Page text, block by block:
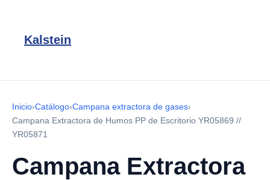
Kalstein
Inicio›Catálogo›Campana extractora de gases›
Campana Extractora de Humos PP de Escritorio YR05869 //
YR05871
Campana Extractora